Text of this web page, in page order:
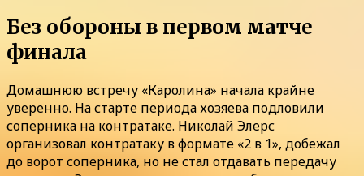
Без обороны в первом матче
финала
Домашнюю встречу «Каролина» начала крайне
уверенно. На старте периода хозяева подловили
соперника на контратаке. Николай Элерс
организовал контратаку в формате «2 в 1», добежал
до ворот соперника, но не стал отдавать передачу